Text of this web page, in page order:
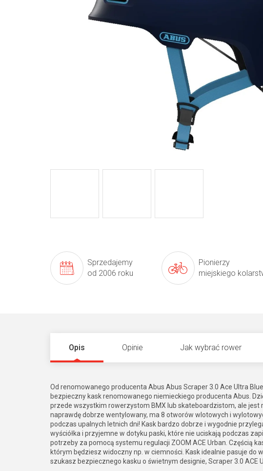
Sprzedajemy
od 2006 roku
Pionierzy
miejskiego
Opis Opinie Jak wybrać rower
Od renomowanego producenta Abus Abus Scraper 3.0 Ace Ultra
bezpieczny kask renomowanego niemieckiego producenta Abus.
przede wszystkim rowerzystom BMX lub skateboardzistom, ale jest
naprawdę dobrze wentylowany, ma 8 otworów wlotowych i
podczas upalnych letnich dni! Kask bardzo dobrze i wygodnie
wyściółka i przyjemne w dotyku paski, które nie uciskają podczas
potrzeby za pomocą systemu regulacji ZOOM ACE Urban. Częścią
którym będziesz widoczny np. w ciemności. Kask idealnie pasuje do
szukasz bezpiecznego kasku o świetnym designie, Scraper 3.0 ACE